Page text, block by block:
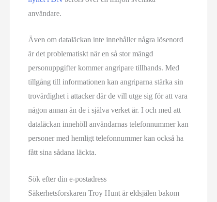
användare.
Även om dataläckan inte innehåller några lösenord
är det problematiskt när en så stor mängd
personuppgifter kommer angripare tillhands. Med
tillgång till informationen kan angriparna stärka sin
trovärdighet i attacker där de vill utge sig för att vara
någon annan än de i själva verket är. I och med att
dataläckan innehöll användarnas telefonnummer kan
personer med hemligt telefonnummer kan också ha
fått sina sådana läckta.
Sök efter din e-postadress
Säkerhetsforskaren Troy Hunt är eldsjälen bakom